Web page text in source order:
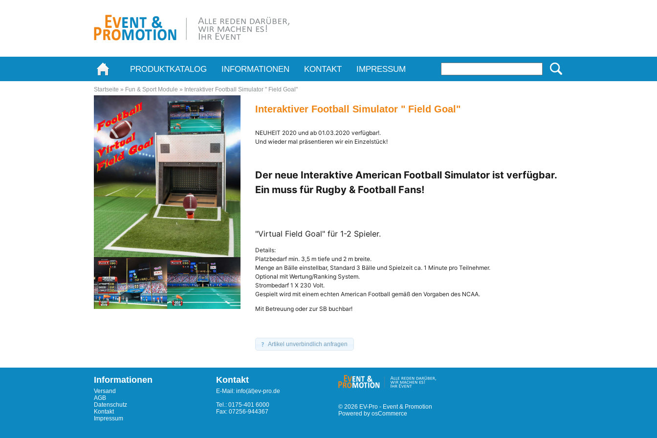
PRODUKTKATALOG INFORMATIONEN KONTAKT IMPRESSUM
Startseite » Fun & Sport Module » Interaktiver Football Simulator " Field Goal"
Interaktiver Football Simulator " Field Goal"
NEUHEIT 2020 und ab 01.03.2020 verfügbar!.
Und wieder mal präsentieren wir ein Einzelstück!
Der neue Interaktive American Football Simulator ist verfügbar.
Ein muss für Rugby & Football Fans!
"Virtual Field Goal" für 1-2 Spieler.
Details:
Platzbedarf min. 3,5 m tiefe und 2 m breite.
Menge an Bälle einstellbar, Standard 3 Bälle und Spielzeit ca. 1 Minute pro Teilnehmer.
Optional mit Wertung/Ranking System.
Strombedarf 1 X 230 Volt.
Gespielt wird mit einem echten American Football gemäß den Vorgaben des NCAA.
Mit Betreuung oder zur SB buchbar!
Artikel unverbindlich anfragen
Informationen
Versand
AGB
Datenschutz
Kontakt
Impressum
Kontakt
E-Mail: info(ät)ev-pro.de
Tel.: 0175-401 6000
Fax: 07256-944367
© 2026 EV-Pro - Event & Promotion
Powered by osCommerce